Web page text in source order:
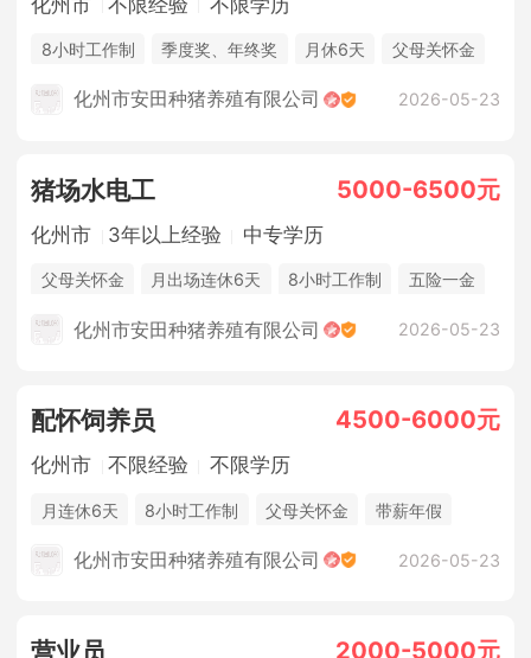
8小时工作制 季度奖、年终奖 月休6天
父母关怀金
化州市安田种猪养殖有限公司 2026-05-23
猪场水电工 5000-6500元
化州市 3年以上经验 中专学历
父母关怀金 月出场连休6天 8小时工作制
五险一金
化州市安田种猪养殖有限公司 2026-05-23
配怀饲养员 4500-6000元
化州市 不限经验 不限学历
月连休6天 8小时工作制 父母关怀金
带薪年假
化州市安田种猪养殖有限公司 2026-05-23
营业员 2000-5000元